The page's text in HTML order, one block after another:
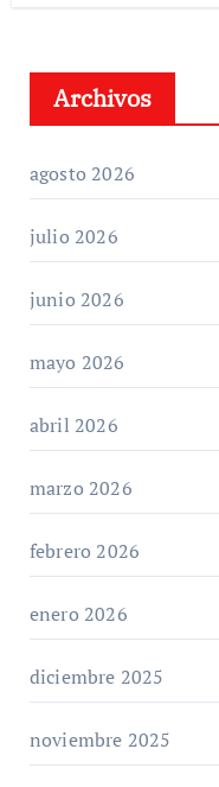
Archivos
agosto 2026
julio 2026
junio 2026
mayo 2026
abril 2026
marzo 2026
febrero 2026
enero 2026
diciembre 2025
noviembre 2025